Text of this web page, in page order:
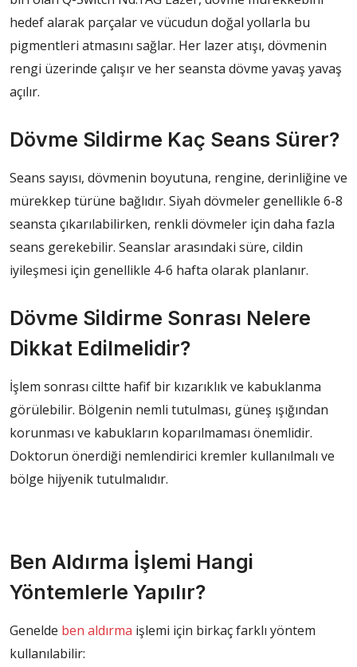
hedef alarak parçalar ve vücudun doğal yollarla bu
pigmentleri atmasını sağlar. Her lazer atışı, dövmenin
rengi üzerinde çalışır ve her seansta dövme yavaş yavaş
açılır.
Dövme Sildirme Kaç Seans Sürer?
Seans sayısı, dövmenin boyutuna, rengine, derinliğine ve
mürekkep türüne bağlıdır. Siyah dövmeler genellikle 6-8
seansta çıkarılabilirken, renkli dövmeler için daha fazla
seans gerekebilir. Seanslar arasındaki süre, cildin
iyileşmesi için genellikle 4-6 hafta olarak planlanır.
Dövme Sildirme Sonrası Nelere
Dikkat Edilmelidir?
İşlem sonrası ciltte hafif bir kızarıklık ve kabuklanma
görülebilir. Bölgenin nemli tutulması, güneş ışığından
korunması ve kabukların koparılmaması önemlidir.
Doktorun önerdiği nemlendirici kremler kullanılmalı ve
bölge hijyenik tutulmalıdır.
Ben Aldırma İşlemi Hangi
Yöntemlerle Yapılır?
Genelde ben aldırma işlemi için birkaç farklı yöntem
kullanılabilir: